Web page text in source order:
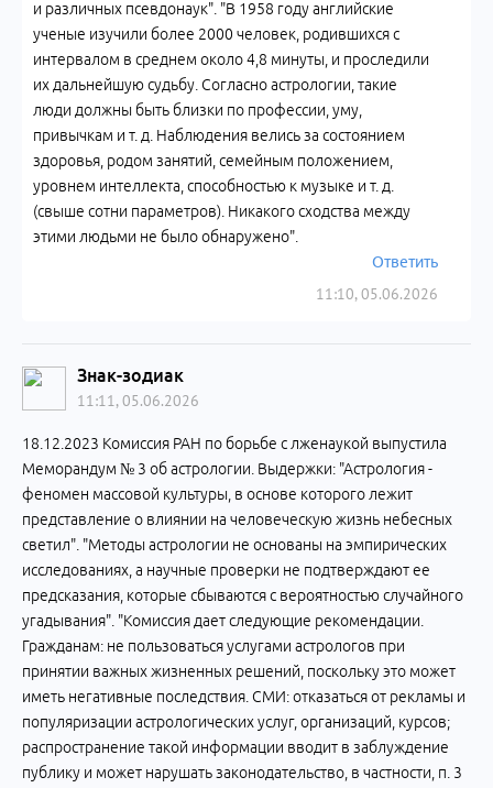
11:10, 05.06.2026
и различных псевдонаук". "В 1958 году английские
ученые изучили более 2000 человек, родившихся с
интервалом в среднем около 4,8 минуты, и проследили
их дальнейшую судьбу. Согласно астрологии, такие
люди должны быть близки по профессии, уму,
привычкам и т. д. Наблюдения велись за состоянием
здоровья, родом занятий, семейным положением,
уровнем интеллекта, способностью к музыке и т. д.
(свыше сотни параметров). Никакого сходства между
этими людьми не было обнаружено".
Ответить
Знак-зодиак
11:11, 05.06.2026
18.12.2023 Комиссия РАН по борьбе с лженаукой выпустила
Меморандум № 3 об астрологии. Выдержки: "Астрология -
феномен массовой культуры, в основе которого лежит
представление о влиянии на человеческую жизнь небесных
светил". "Методы астрологии не основаны на эмпирических
исследованиях, а научные проверки не подтверждают ее
предсказания, которые сбываются с вероятностью случайного
угадывания". "Комиссия дает следующие рекомендации.
Гражданам: не пользоваться услугами астрологов при
принятии важных жизненных решений, поскольку это может
иметь негативные последствия. СМИ: отказаться от рекламы и
популяризации астрологических услуг, организаций, курсов;
распространение такой информации вводит в заблуждение
публику и может нарушать законодательство, в частности, п. 3